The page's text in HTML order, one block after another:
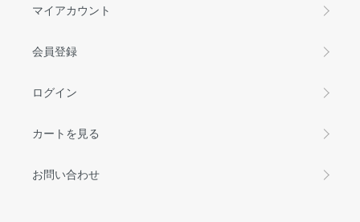
マイアカウント
会員登録
ログイン
カートを見る
お問い合わせ